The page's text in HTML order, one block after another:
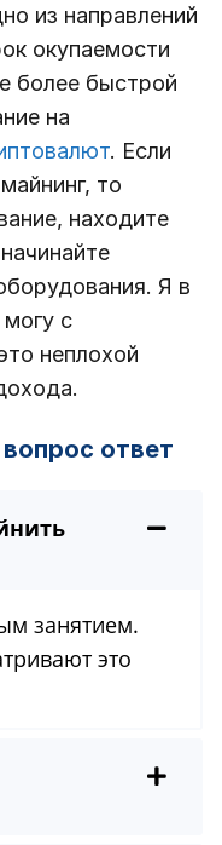
из направлений
окупаемости
более быстрой
на
. Если
то
находите
Я в
с
неплохой
ответ
занятием.
это